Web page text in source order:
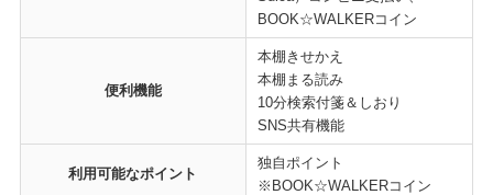
BOOK☆WALKERコイン
便利機能
本棚きせかえ
本棚まる読み
10分検索付箋＆しおり
SNS共有機能
利用可能なポイント
独自ポイント
※BOOK☆WALKERコイン